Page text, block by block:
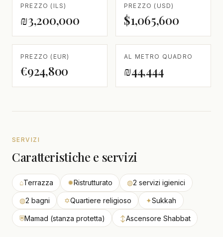
PREZZO (ILS)
₪3,200,000
PREZZO (USD)
$1,065,600
PREZZO (EUR)
€924,800
AL METRO QUADRO
₪44,444
SERVIZI
Caratteristiche e servizi
⌂Terrazza ✹Ristrutturato ◍2 servizi igienici
◍2 bagni ✡Quartiere religioso ✦Sukkah
⛨Mamad (stanza protetta) ↕Ascensore Shabbat